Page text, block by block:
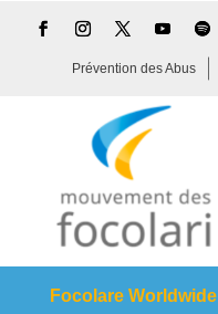
Prévention des Abus
Focolare Worldwide